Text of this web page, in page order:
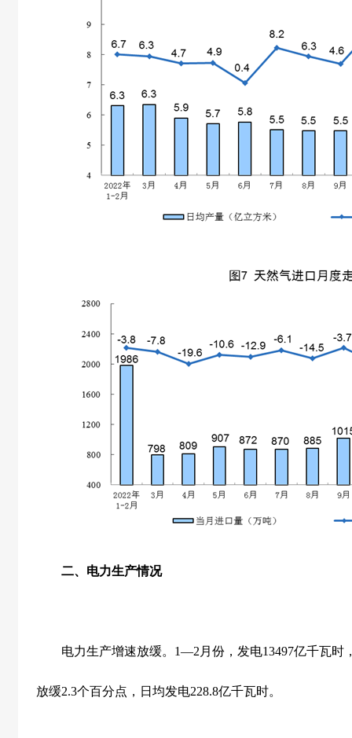
二、电力生产情况
电力生产增速放缓。 1—2 月份，发电13497亿千瓦时
放缓2.3个百分点，日均发电228.8亿千瓦时。